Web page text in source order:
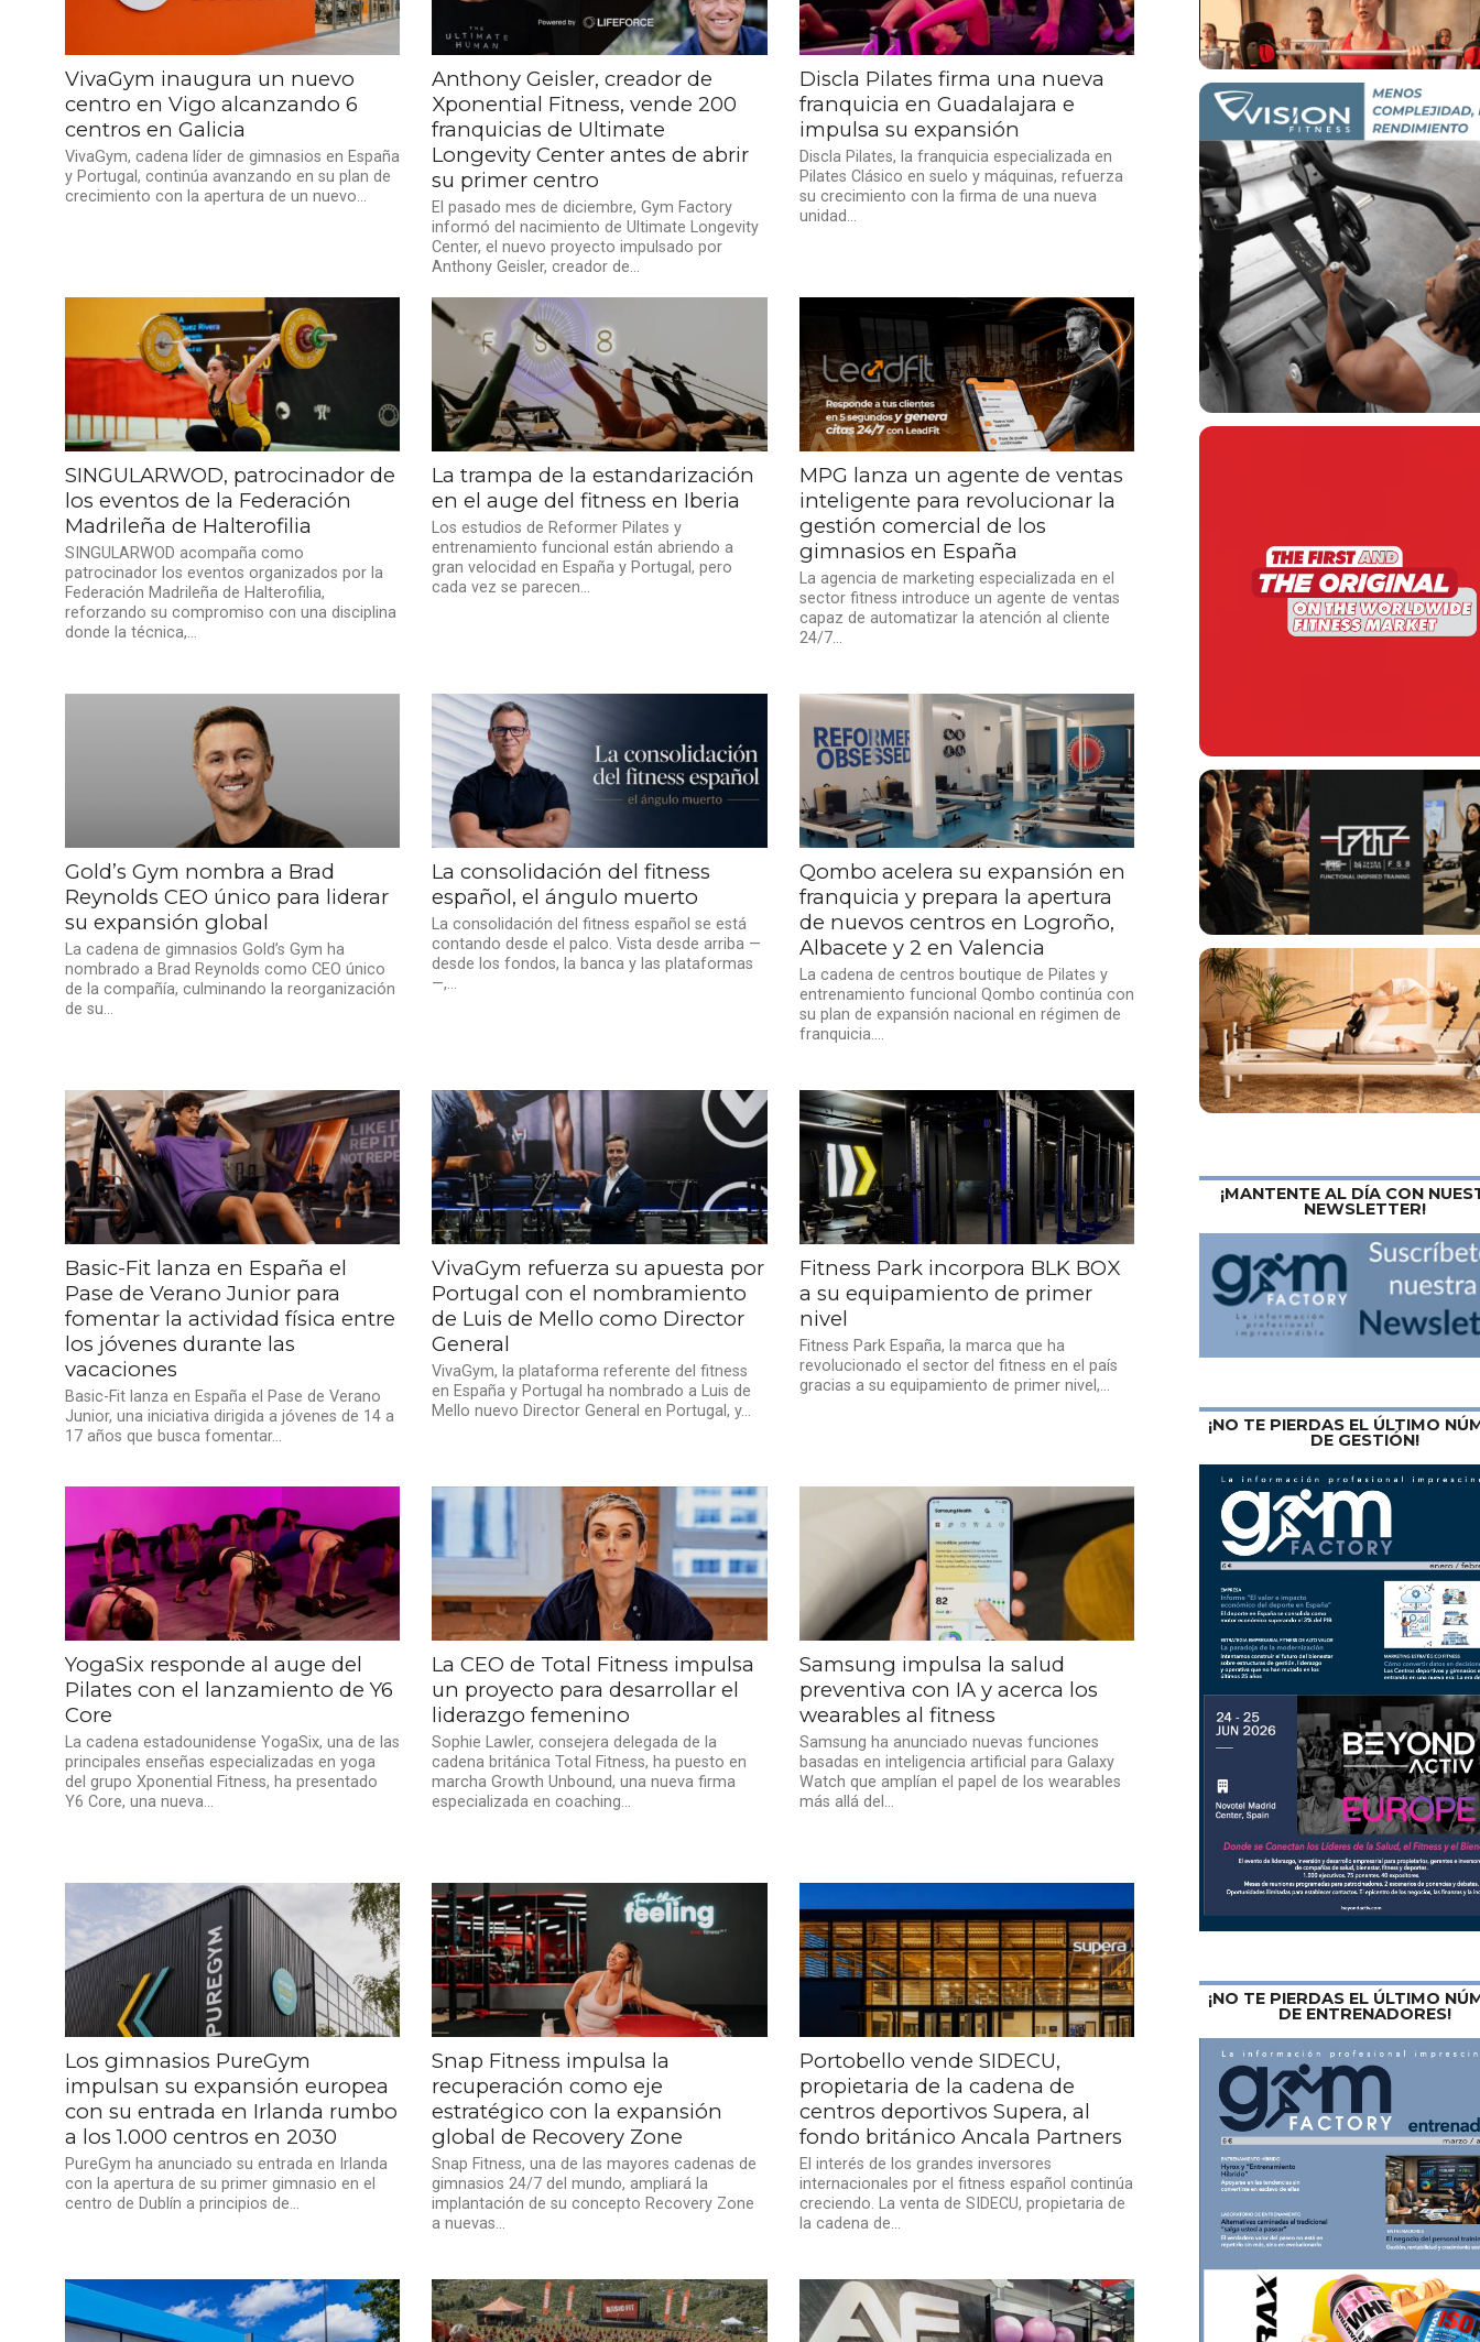
VivaGym inaugura un nuevo
centro en Vigo alcanzando 6
centros en Galicia
VivaGym, cadena líder de gimnasios en España
y Portugal, continúa avanzando en su plan de
crecimiento con la apertura de un nuevo...
Anthony Geisler, creador de
Xponential Fitness, vende 200
franquicias de Ultimate
Longevity Center antes de abrir
su primer centro
El pasado mes de diciembre, Gym Factory
informó del nacimiento de Ultimate Longevity
Center, el nuevo proyecto impulsado por
Anthony Geisler, creador de...
Discla Pilates firma una nueva
franquicia en Guadalajara e
impulsa su expansión
Discla Pilates, la franquicia especializada en
Pilates Clásico en suelo y máquinas, refuerza
su crecimiento con la firma de una nueva
unidad...
SINGULARWOD, patrocinador de
los eventos de la Federación
Madrileña de Halterofilia
SINGULARWOD acompaña como
patrocinador los eventos organizados por la
Federación Madrileña de Halterofilia,
reforzando su compromiso con una disciplina
donde la técnica,...
La trampa de la estandarización
en el auge del fitness en Iberia
Los estudios de Reformer Pilates y
entrenamiento funcional están abriendo a
gran velocidad en España y Portugal, pero
cada vez se parecen...
MPG lanza un agente de ventas
inteligente para revolucionar la
gestión comercial de los
gimnasios en España
La agencia de marketing especializada en el
sector fitness introduce un agente de ventas
capaz de automatizar la atención al cliente
24/7...
Gold’s Gym nombra a Brad
Reynolds CEO único para liderar
su expansión global
La cadena de gimnasios Gold’s Gym ha
nombrado a Brad Reynolds como CEO único
de la compañía, culminando la reorganización
de su...
La consolidación del fitness
español, el ángulo muerto
La consolidación del fitness español se está
contando desde el palco. Vista desde arriba —
desde los fondos, la banca y las plataformas
—,...
Qombo acelera su expansión en
franquicia y prepara la apertura
de nuevos centros en Logroño,
Albacete y 2 en Valencia
La cadena de centros boutique de Pilates y
entrenamiento funcional Qombo continúa con
su plan de expansión nacional en régimen de
franquicia....
Basic-Fit lanza en España el
Pase de Verano Junior para
fomentar la actividad física entre
los jóvenes durante las
vacaciones
Basic-Fit lanza en España el Pase de Verano
Junior, una iniciativa dirigida a jóvenes de 14 a
17 años que busca fomentar...
VivaGym refuerza su apuesta por
Portugal con el nombramiento
de Luis de Mello como Director
General
VivaGym, la plataforma referente del fitness
en España y Portugal ha nombrado a Luis de
Mello nuevo Director General en Portugal, y...
Fitness Park incorpora BLK BOX
a su equipamiento de primer
nivel
Fitness Park España, la marca que ha
revolucionado el sector del fitness en el país
gracias a su equipamiento de primer nivel,...
YogaSix responde al auge del
Pilates con el lanzamiento de Y6
Core
La cadena estadounidense YogaSix, una de las
principales enseñas especializadas en yoga
del grupo Xponential Fitness, ha presentado
Y6 Core, una nueva...
La CEO de Total Fitness impulsa
un proyecto para desarrollar el
liderazgo femenino
Sophie Lawler, consejera delegada de la
cadena británica Total Fitness, ha puesto en
marcha Growth Unbound, una nueva firma
especializada en coaching...
Samsung impulsa la salud
preventiva con IA y acerca los
wearables al fitness
Samsung ha anunciado nuevas funciones
basadas en inteligencia artificial para Galaxy
Watch que amplían el papel de los wearables
más allá del...
Los gimnasios PureGym
impulsan su expansión europea
con su entrada en Irlanda rumbo
a los 1.000 centros en 2030
PureGym ha anunciado su entrada en Irlanda
con la apertura de su primer gimnasio en el
centro de Dublín a principios de...
Snap Fitness impulsa la
recuperación como eje
estratégico con la expansión
global de Recovery Zone
Snap Fitness, una de las mayores cadenas de
gimnasios 24/7 del mundo, ampliará la
implantación de su concepto Recovery Zone
a nuevas...
Portobello vende SIDECU,
propietaria de la cadena de
centros deportivos Supera, al
fondo británico Ancala Partners
El interés de los grandes inversores
internacionales por el fitness español continúa
creciendo. La venta de SIDECU, propietaria de
la cadena de...
¡MANTENTE AL DÍA CON
NEWSLETTER!
¡NO TE PIERDAS EL ÚLTIMO
DE GESTIÓN!
¡NO TE PIERDAS EL ÚLTIMO
DE ENTRENADORES!